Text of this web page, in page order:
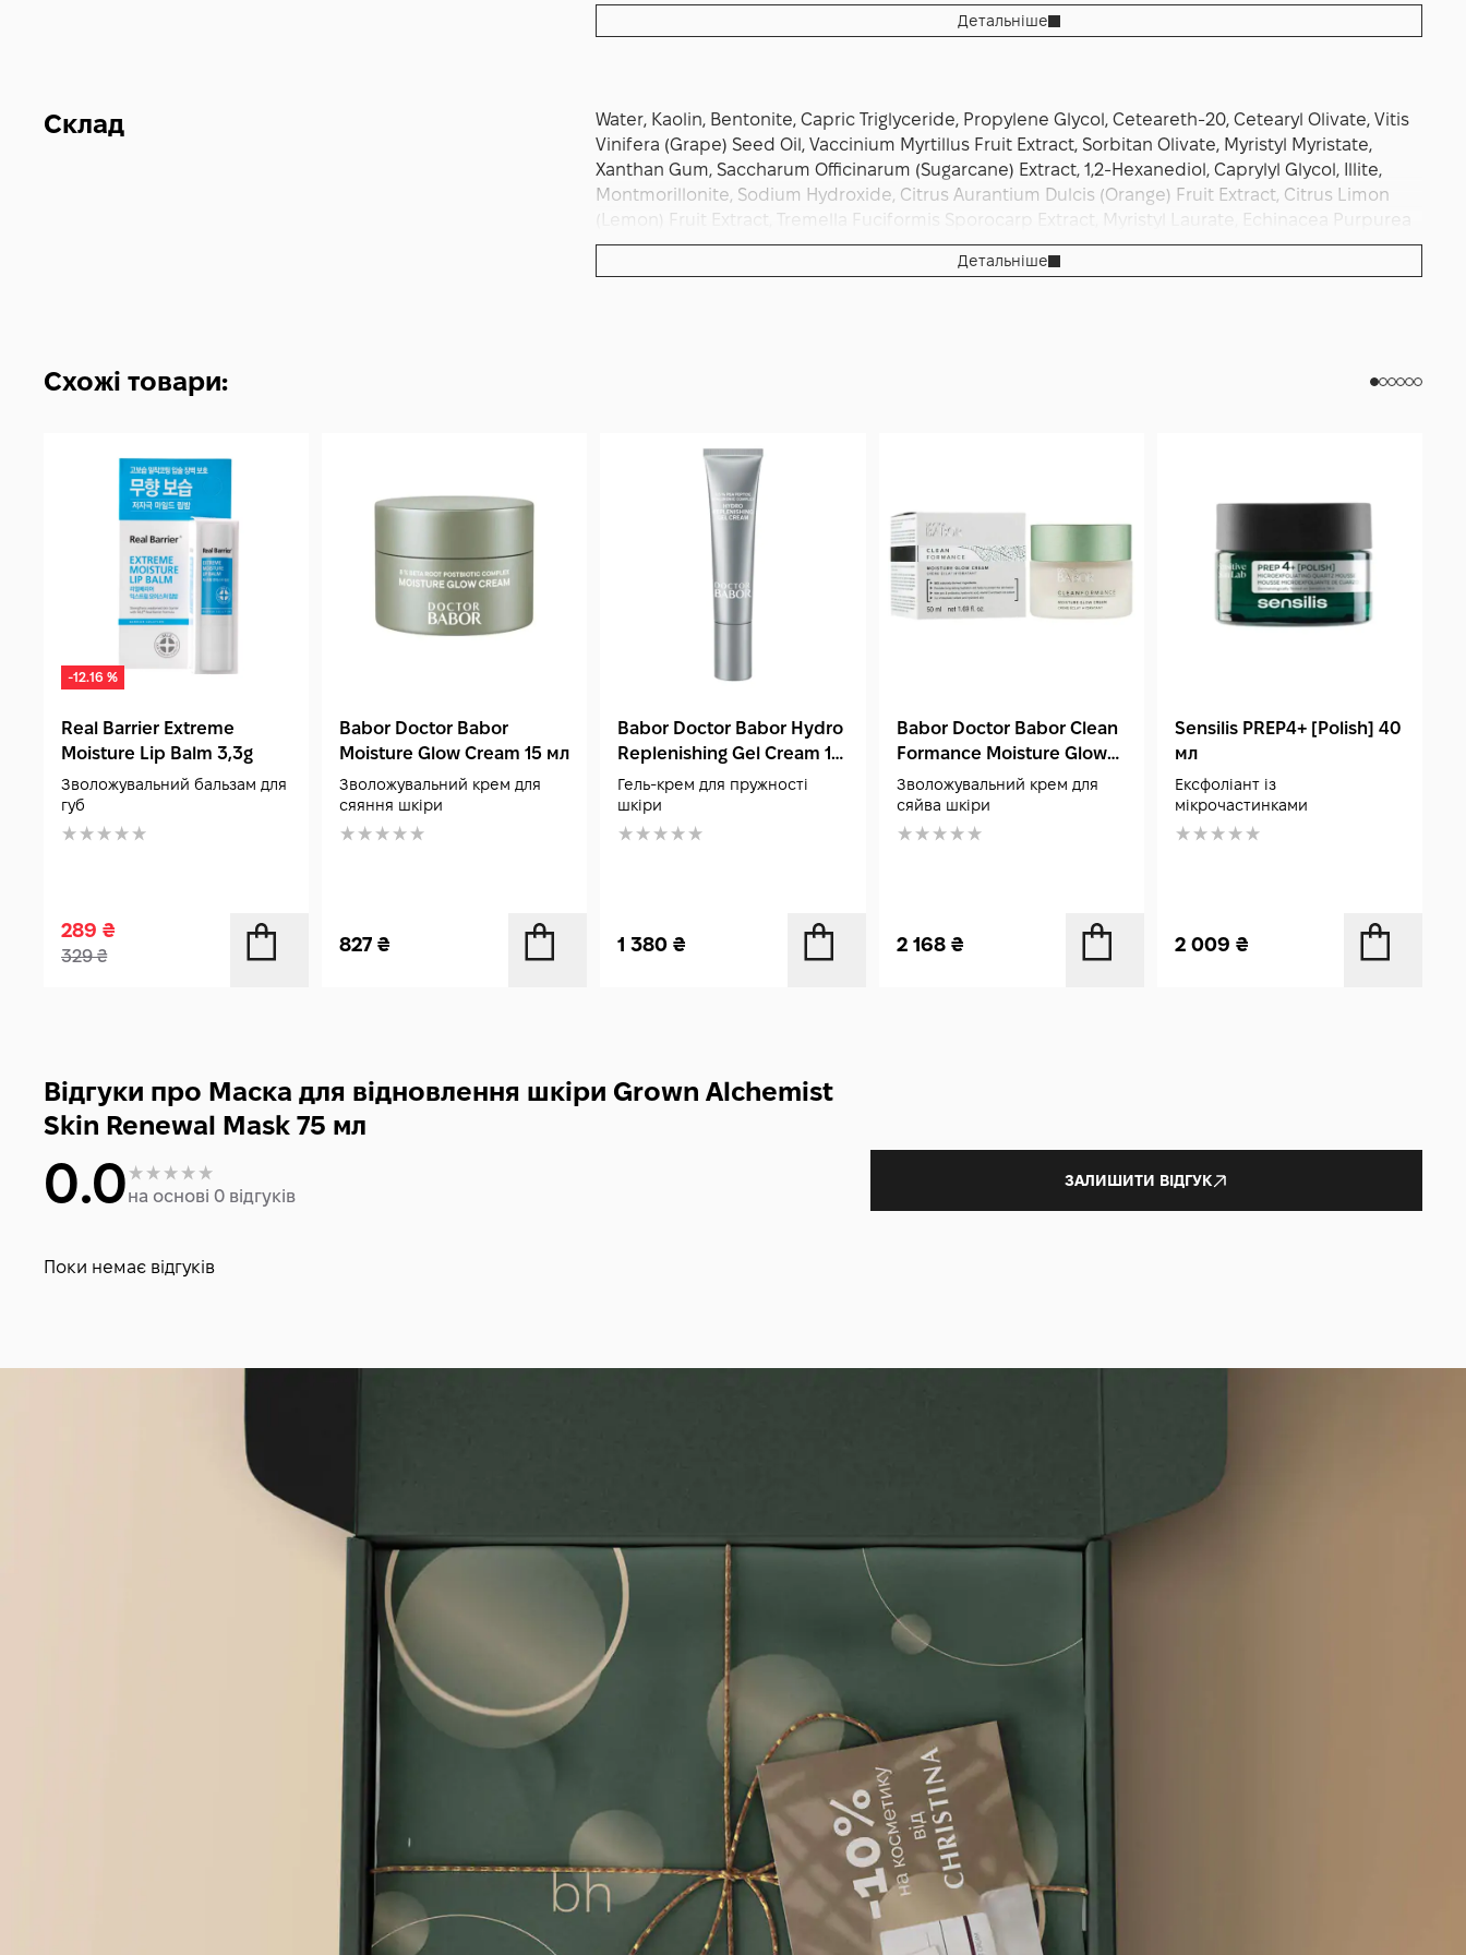
подією застосовуйте маску за 1–2 години до макіяжу — так фініш вийде рівнішим і
триматиметься довше. У ролі інтенсиву можна нанести тонший шар як нічну маску останнім
наносіть чистими руками — саме дисциплінована техніка та регулярність роблять Grown
Alchemist Skin Renewal Mask 75 мл надійним інструментом рівного сяйва, м’якої пружності та
передбачуваного комфорту у будь‑який сезон.
Детальніше
Склад
Water, Kaolin, Bentonite, Capric Triglyceride, Propylene Glycol, Ceteareth-20, Cetearyl Olivate, Vitis
Vinifera (Grape) Seed Oil, Vaccinium Myrtillus Fruit Extract, Sorbitan Olivate, Myristyl Myristate,
Xanthan Gum, Saccharum Officinarum (Sugarcane) Extract, 1,2-Hexanediol, Caprylyl Glycol, Illite,
Montmorillonite, Sodium Hydroxide, Citrus Aurantium Dulcis (Orange) Fruit Extract, Citrus Limon
(Lemon) Fruit Extract, Tremella Fuciformis Sporocarp Extract, Myristyl Laurate, Echinacea Purpurea
Extract, Acer Saccharum (Sugar Maple) Extract, Cedrus Atlantica Bark Oil, Citrus Nobilis (Mandarin
Orange) Peel Oil, Cymbopogon Martini Oil, Lavandula Angustifolia (Lavender) Oil, Pelargonium
Детальніше
Схожі товари:
-12.16 %
Real Barrier Extreme
Moisture Lip Balm 3,3g
Зволожувальний бальзам для
губ
289 ₴
329₴
Babor Doctor Babor
Moisture Glow Cream 15 мл
Зволожувальний крем для
сяяння шкіри
827₴
Babor Doctor Babor Hydro
Replenishing Gel Cream 15
мл
Гель-крем для пружності
шкіри
1 380₴
Babor Doctor Babor Clean
Formance Moisture Glow
Cream 50 мл
Зволожувальний крем для
сяйва шкіри
2 168 ₴
Sensilis PREP4+ [Polish] 40
мл
Ексфоліант із
мікрочастинками
2 009 ₴
Відгуки про Маска для відновлення шкіри Grown Alchemist
Skin Renewal Mask 75 мл
0.0на основі 0 відгуків
ЗАЛИШИТИ ВІДГУК
Поки немає відгуків